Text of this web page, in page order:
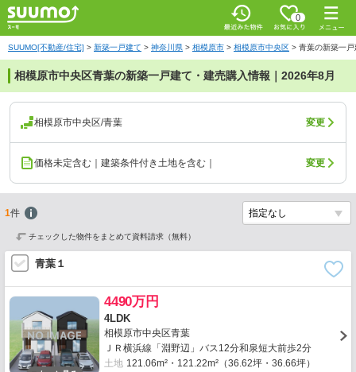
0
SUUMO[不動産/住宅] > 新築一戸建て > 神奈川県 > 相模原市 > 相模原市中央区 > 青葉の新築一
相模原市中央区青葉の新築一戸建て・建売購入情報｜2026年8月
相模原市中央区/青葉 変更
価格未定含む｜建築条件付き土地を含む｜ 変更
1件
チェックした物件をまとめて資料請求（無料）
青葉１
4490万円
4LDK
相模原市中央区青葉
ＪＲ横浜線「淵野辺」バス12分和泉短大前歩2分
土地 121.06m²・121.22m²（36.62坪・36.66坪）